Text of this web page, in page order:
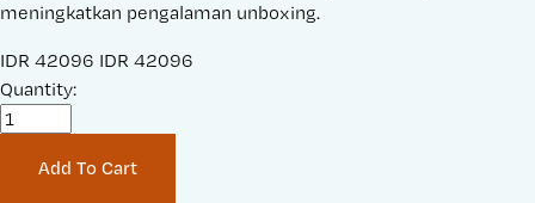
meningkatkan pengalaman unboxing.
S
a
IDR 42096 O
i
IDR 42096
Quantity:
Add To Cart